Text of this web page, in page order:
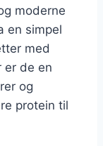
moderne
en simpel
med
er de en
og
protein til